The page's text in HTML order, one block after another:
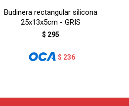
Budinera rectangular silicona
25x13x5cm - GRIS
$ 295
$ 236